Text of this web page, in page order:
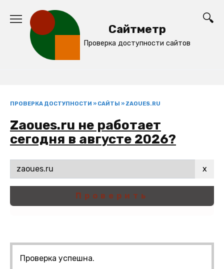
содержанию
Сайтметр
Проверка доступности сайтов
ПРОВЕРКА ДОСТУПНОСТИ » САЙТЫ » ZAOUES.RU
Zaoues.ru не работает
сегодня в августе 2026?
x
Проверить
Проверка успешна.